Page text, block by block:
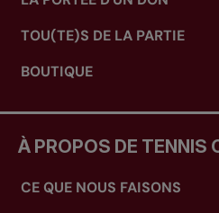
TOU(TE)S DE LA PARTIE
BOUTIQUE
À PROPOS DE TENNIS
CE QUE NOUS FAISONS